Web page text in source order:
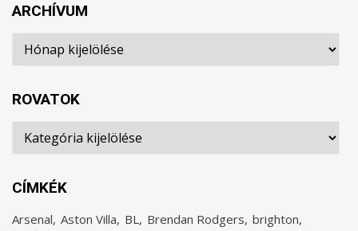
ARCHÍVUM
Archívum
ROVATOK
Rovatok
CÍMKÉK
Arsenal Aston Villa BL Brendan Rodgers brighton